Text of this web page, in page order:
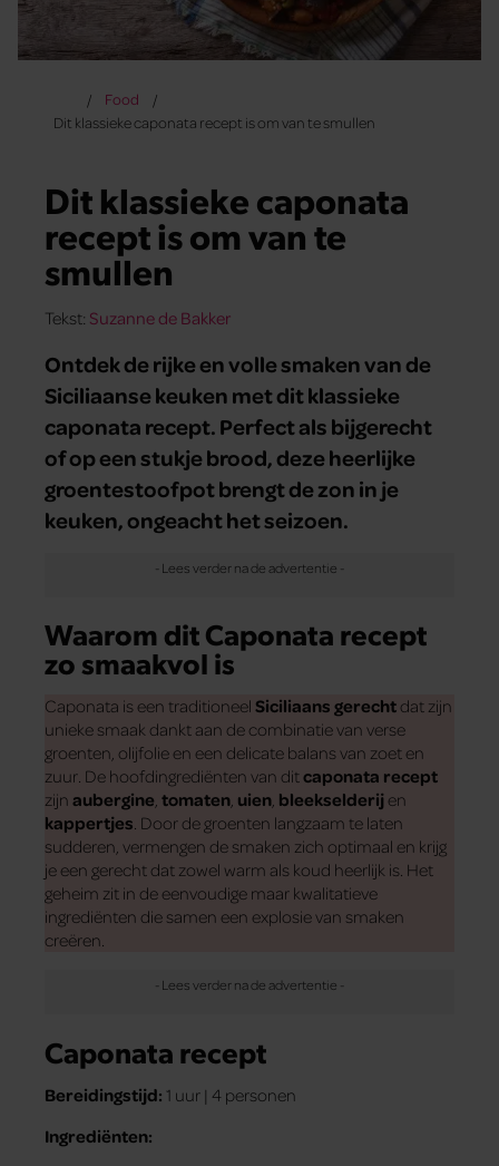
Food
Dit klassieke caponata recept is om van te smullen
Dit klassieke caponata
recept is om van te
smullen
Tekst: Suzanne de Bakker
Ontdek de rijke en volle smaken van de
Siciliaanse keuken met dit klassieke
caponata recept. Perfect als bijgerecht
of op een stukje brood, deze heerlijke
groentestoofpot brengt de zon in je
keuken, ongeacht het seizoen.
Waarom dit Caponata recept
zo smaakvol is
Caponata is een traditioneel Siciliaans gerecht dat zijn
unieke smaak dankt aan de combinatie van verse
groenten, olijfolie en een delicate balans van zoet en
zuur. De hoofdingrediënten van ditcaponata recept
zijn aubergine, tomaten, uien, bleekselderij en
kappertjes. Door de groenten langzaam te laten
sudderen, vermengen de smaken zich optimaal en krijg
je een gerecht dat zowel warm als koud heerlijk is. Het
geheim zit in de eenvoudige maar kwalitatieve
ingrediënten die samen een explosie van smaken
creëren.
Caponata recept
Bereidingstijd: 1 uur | 4 personen
Ingrediënten: